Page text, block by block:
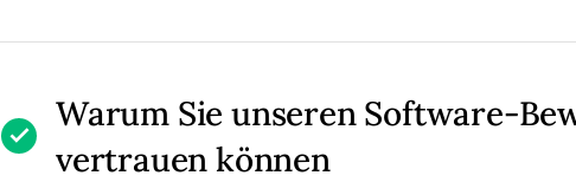
Warum Sie unseren Software-
vertrauen können